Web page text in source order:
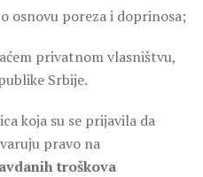
poreza i doprinosa;
privatnom vlasništvu,
Srbije.
koja su se prijavila da
pravo na
troškova